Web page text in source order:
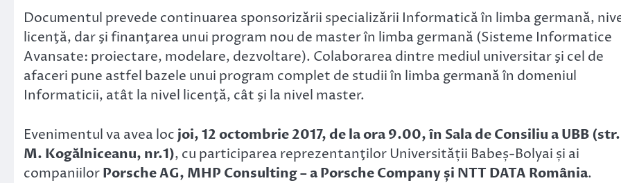
Documentul prevede continuarea sponsorizării specializării Informatică în limba germană,
licenţă, dar şi finanţarea unui program nou de master în limba germană (Sisteme Informatice
Avansate: proiectare, modelare, dezvoltare). Colaborarea dintre mediul universitar şi cel de
afaceri pune astfel bazele unui program complet de studii în limba germană în domeniul
Informaticii, atât la nivel licenţă, cât şi la nivel master.
Evenimentul va avea loc joi, 12 octombrie 2017, de la ora 9.00, în Sala de Consiliu a UBB (str.
M. Kogălniceanu, nr.1), cu participarea reprezentanţilor Universității Babeș-Bolyai și ai
companiilorPorsche AG, MHP Consulting – a Porsche Company și NTT DATA România.